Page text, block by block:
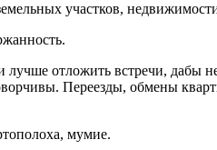
участков,
отложить встречи, дабы
Переезды, обмены
мумие.